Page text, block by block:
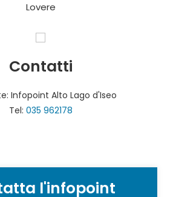
Lovere
Contatti
Infopoint Alto Lago d'Iseo
Tel: 035 962178
l'infopoint